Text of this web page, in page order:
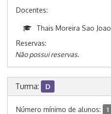
Docentes:
Thais Moreira Sao Joao
Reservas:
Não possui reservas.
Turma: D
Número mínimo de alunos: 1